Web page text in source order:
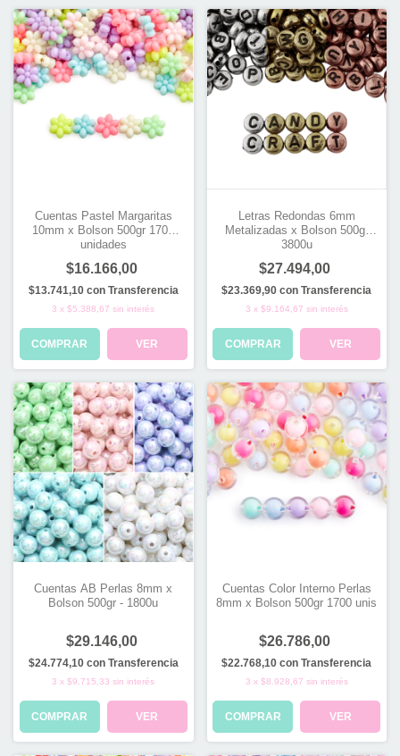
Cuentas Pastel Margaritas
10mm x Bolson 500gr 1700
unidades
$16.166,00
$13.741,10 con Transferencia
3 x$5.388,67 sin interés
COMPRAR VER
Letras Redondas 6mm
Metalizadas x Bolson 500gr
3800u
$27.494,00
$23.369,90con Transferencia
3 x $9.164,67 sin interés
COMPRAR VER
Cuentas AB Perlas 8mm x
Bolson 500gr - 1800u
$29.146,00
$24.774,10 con Transferencia
3 x$9.715,33 sin interés
COMPRAR VER
Cuentas Color Interno Perlas
8mm x Bolson 500gr 1700 unis
$26.786,00
$22.768,10con Transferencia
3 x $8.928,67 sin interés
COMPRAR VER